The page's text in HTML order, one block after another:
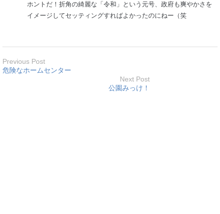
ホントだ！折角の綺麗な「令和」という元号、政府も爽やかさを
イメージしてセッティングすればよかったのにねー（笑
Previous Post
危険なホームセンター
Next Post
公園みっけ！